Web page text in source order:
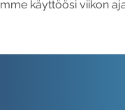
käyttöösi viikon